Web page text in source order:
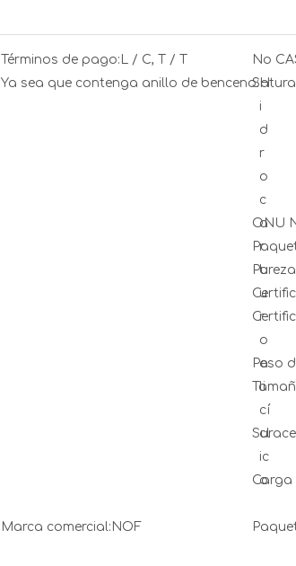
Términos de pago: L / C, T / T No
Ya sea que contenga anillo de benceno:H
i
d
r
o
c
a
r
b
u
r
o
a
li
cí
cl
ic
o
ONU
Peso
Carga
Marca comercial: NOF